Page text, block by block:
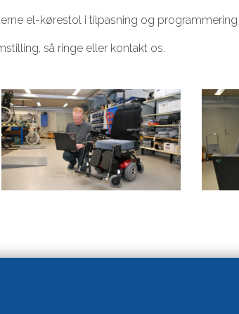
el-kørestol i tilpasning og programmering
så ringe eller kontakt os.